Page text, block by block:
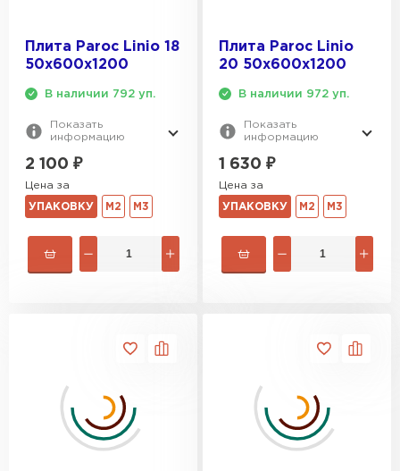
Плита Paroc Linio 18
50х600х1200
В наличии 792 уп.
Показать
информацию
2 100 ₽
Цена за
УПАКОВКУ М2 М3
Плита Paroc Linio
20 50х600х1200
В наличии 972 уп.
Показать
информацию
1 630 ₽
Цена за
УПАКОВКУ М2 М3